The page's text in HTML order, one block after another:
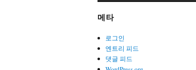
메타
로그인
엔트리 피드
댓글 피드